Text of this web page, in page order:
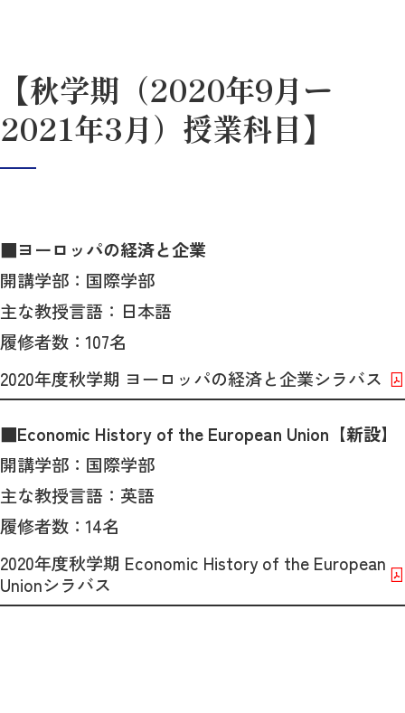
【秋学期（2020年9月ー
2021年3月）授業科目】
■ヨーロッパの経済と企業
開講学部：国際学部
主な教授言語：日本語
履修者数：107名
2020年度秋学期 ヨーロッパの経済と企業シラバス
■Economic History of the European Union【新設】
開講学部：国際学部
主な教授言語：英語
履修者数：14名
2020年度秋学期 Economic History of the European
Unionシラバス